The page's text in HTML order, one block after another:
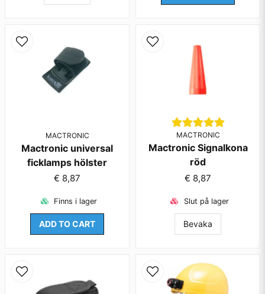
MACTRONIC
Mactronic universal
ficklamps hölster
€ 8,87
Finns i lager
ADD TO CART
MACTRONIC
Mactronic Signalkona
röd
€ 8,87
Slut på lager
Bevaka